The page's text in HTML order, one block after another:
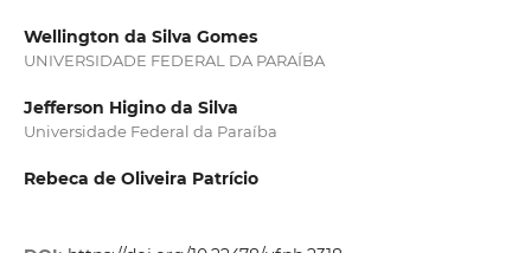
Wellington da Silva Gomes
UNIVERSIDADE FEDERAL DA PARAÍBA
Jefferson Higino da Silva
Universidade Federal da Paraíba
Rebeca de Oliveira Patrício